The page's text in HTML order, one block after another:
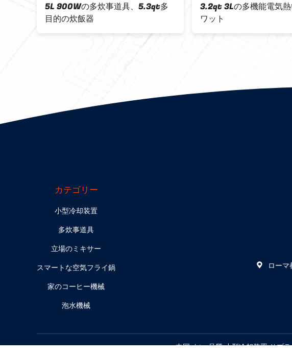
5L 900Wの多炊事道具、5.3qt多
目的の炊飯器
3.2qt 3Lの多機能電気
ワット
カテゴリー
小型冷却装置
多炊事道具
立場のミキサー
スマートな空気フライ鍋
家のコーヒー機械
泡水機械
ロー
中国 よい 品質 小型冷却装置 サプ